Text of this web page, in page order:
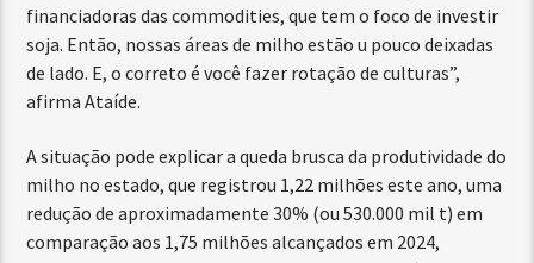
financiadoras das commodities, que tem o foco de investir
soja. Então, nossas áreas de milho estão u pouco deixadas
de lado. E, o correto é você fazer rotação de culturas”,
afirma Ataíde.
A situação pode explicar a queda brusca da produtividade do
milho no estado, que registrou 1,22 milhões este ano, uma
redução de aproximadamente 30% (ou 530.000 mil t) em
comparação aos 1,75 milhões alcançados em 2024,